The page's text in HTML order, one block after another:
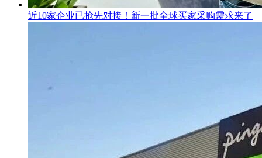
近10家企业已抢先对接！新一批全球买家采购需求来了